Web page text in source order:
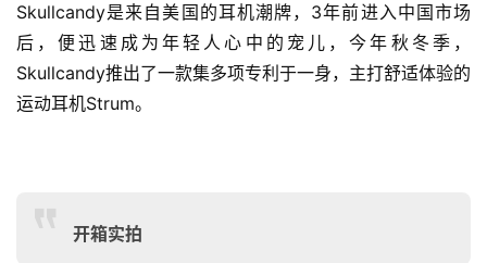
Skullcandy是来自美国的耳机潮牌，3年前进入中国市场
后，便迅速成为年轻人心中的宠儿，今年秋冬季，
Skullcandy推出了一款集多项专利于一身，主打舒适体验的
运动耳机Strum。
开箱实拍